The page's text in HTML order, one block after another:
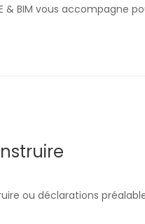
BIM vous accompagne
ou déclarations